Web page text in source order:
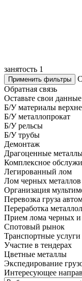
занятость 1
Применить фильтры
Обратная связь
Оставьте свои
Б/У материалы
Б/У металлопрокат
Б/У рельсы
Б/У трубы
Демонтаж
Драгоценные
Комплексное
Легированный лом
Лом черных металлов
Организация
Перевозка груза
Переработка
Прием лома черных и
Спотовый рынок
Транспортные услуги
Участие в тендерах
Цветные металлы
Экспедирование
Интересующее